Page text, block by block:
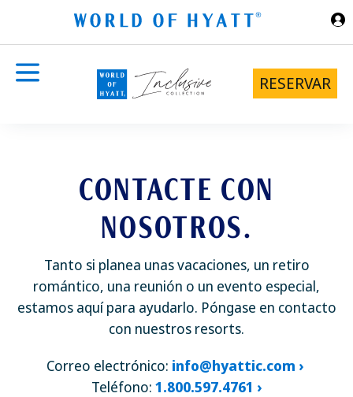
RESERVAR
CONTACTE CON
NOSOTROS.
Tanto si planea unas vacaciones, un retiro
romántico, una reunión o un evento especial,
estamos aquí para ayudarlo. Póngase en contacto
con nuestros resorts.
Correo electrónico: info@hyattic.com ›
Teléfono: 1.800.597.4761 ›